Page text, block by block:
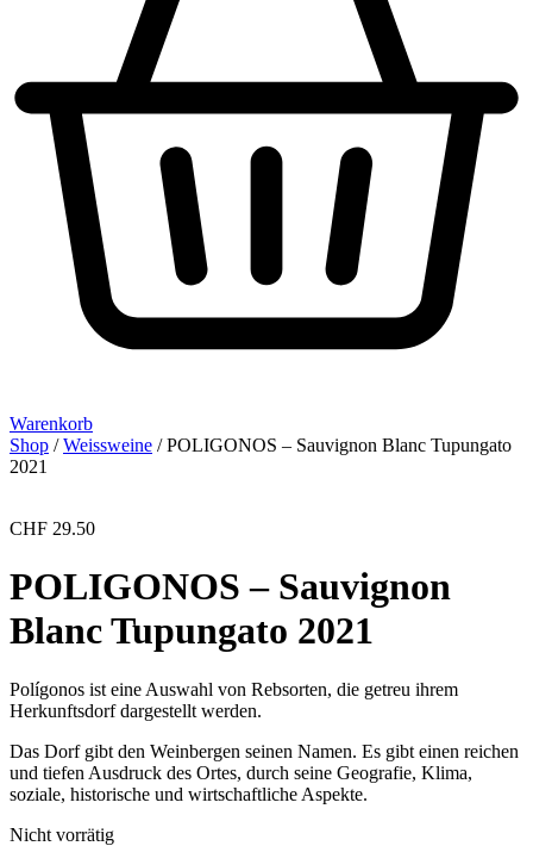
Warenkorb
Shop /Weissweine / POLIGONOS – Sauvignon Blanc Tupungato
2021
CHF 29.50
POLIGONOS – Sauvignon
Blanc Tupungato 2021
Polígonos ist eine Auswahl von Rebsorten, die getreu ihrem
Herkunftsdorf dargestellt werden.
Das Dorf gibt den Weinbergen seinen Namen. Es gibt einen reichen
und tiefen Ausdruck des Ortes, durch seine Geografie, Klima,
soziale, historische und wirtschaftliche Aspekte.
Nicht vorrätig